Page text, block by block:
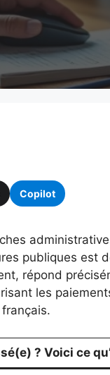
Copilot
publiques est
répond
les
français.
? Voici ce